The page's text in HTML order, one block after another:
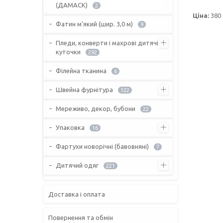
Ціна: 380
(ДАМАСК) 2
Фатин м'який (шир. 3,0 м) 9
Пледи, конверти і махрові дитячі
куточки
292
Філейна тканина 6
Швейна фурнітура 122
Мереживо, декор, бубони 22
Упаковка 16
Фартухи новорічні (бавовняні) 7
Дитячий одяг 221
Доставка і оплата
Повернення та обмін